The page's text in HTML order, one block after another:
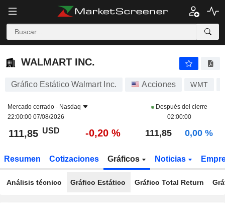
WALMART INC.
WALMART INC.
Gráfico Estático Walmart Inc. Acciones WMT
Mercado cerrado - Nasdaq
22:00:00 07/08/2026
Después del cierre
02:00:00
111,85 USD -0,20 % 111,85 0,00 %
Resumen Cotizaciones Gráficos Noticias
Análisis técnico Gráfico Estático Gráfico Total Return